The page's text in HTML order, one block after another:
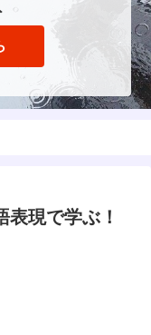
現で学ぶ！